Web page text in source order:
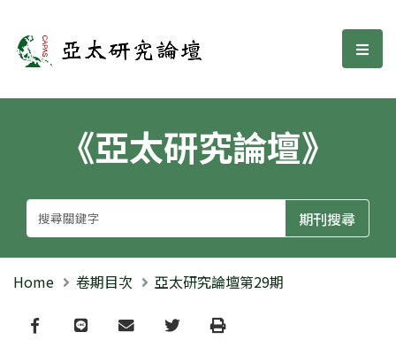
亞太研究論壇 選
《亞太研究論壇》
Home 卷期目次 亞太研究論壇第29期
Facebook
line email TwitterPrint